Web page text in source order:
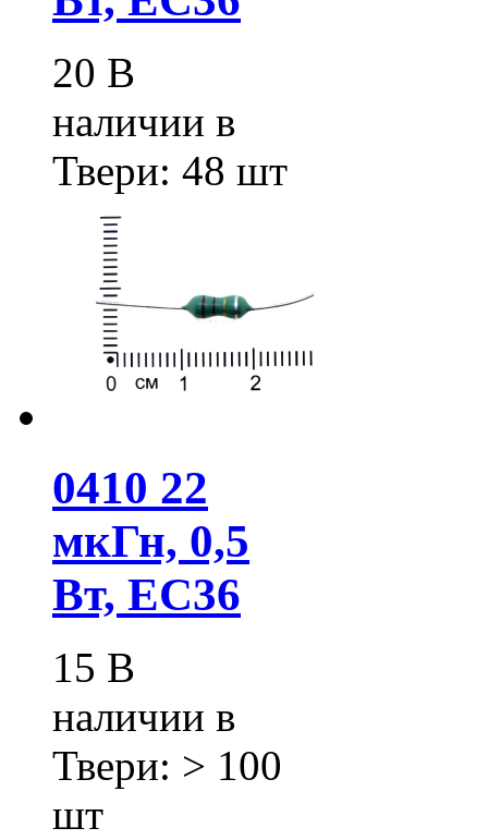
20 В
наличии в
Твери: 48 шт
0410 22
мкГн, 0,5
Вт, EC36
15 В
наличии в
Твери: > 100
шт